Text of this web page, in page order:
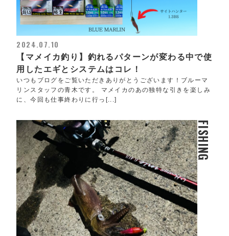
2024.07.10
【マメイカ釣り】釣れるパターンが変わる中で使
用したエギとシステムはコレ！
いつもブログをご覧いただきありがとうございます！ブルーマ
リンスタッフの青木です。 マメイカのあの独特な引きを楽しみ
に、今回も仕事終わりに行っ[...]
FISHING